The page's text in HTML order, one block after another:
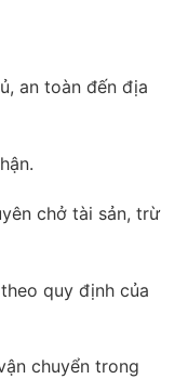
an toàn đến địa
chở tài sản, trừ
quy định của
chuyển trong